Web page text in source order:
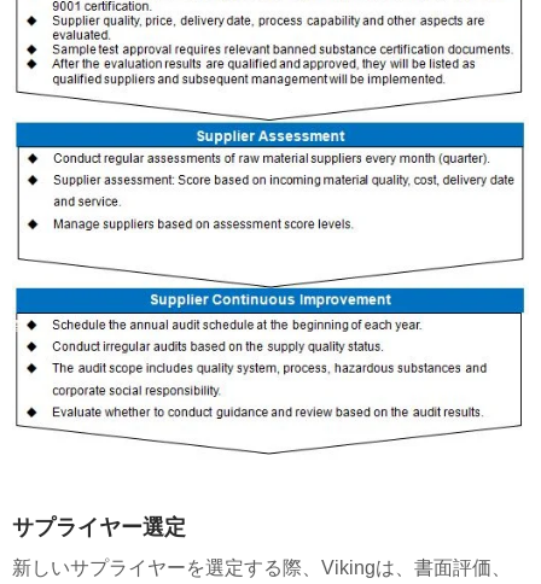
サプライヤー選定
新しいサプライヤーを選定する際、Vikingは、書面評価、